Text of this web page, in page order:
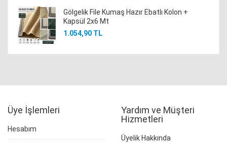
Gölgelik File Kumaş Hazır Ebatlı Kolon +
Kapsül 2x6 Mt
1.054,90 TL
Üye İşlemleri
Hesabım
Yardım ve Müşteri
Hizmetleri
Üyelik Hakkında